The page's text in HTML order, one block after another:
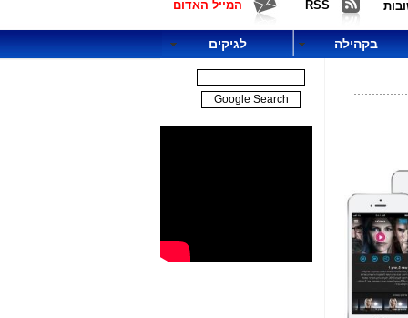
RSS המייל האדום
בקהילה לגיקים